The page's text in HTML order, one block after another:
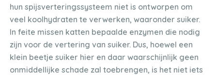
hun spijsverteringssysteem niet is ontworpen om
veel koolhydraten te verwerken, waaronder suiker.
In feite missen katten bepaalde enzymen die nodig
zijn voor de vertering van suiker. Dus, hoewel een
klein beetje suiker hier en daar waarschijnlijk geen
onmiddellijke schade zal toebrengen, is het niet iets